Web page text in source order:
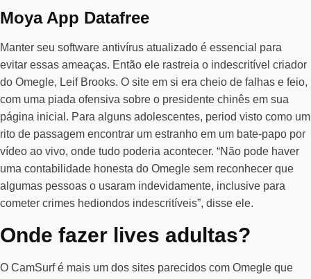
Moya App Datafree
Manter seu software antivírus atualizado é essencial para
evitar essas ameaças. Então ele rastreia o indescritível criador
do Omegle, Leif Brooks. O site em si era cheio de falhas e feio,
com uma piada ofensiva sobre o presidente chinês em sua
página inicial. Para alguns adolescentes, period visto como um
rito de passagem encontrar um estranho em um bate-papo por
vídeo ao vivo, onde tudo poderia acontecer. “Não pode haver
uma contabilidade honesta do Omegle sem reconhecer que
algumas pessoas o usaram indevidamente, inclusive para
cometer crimes hediondos indescritíveis”, disse ele.
Onde fazer lives adultas?
O CamSurf é mais um dos sites parecidos com Omegle que